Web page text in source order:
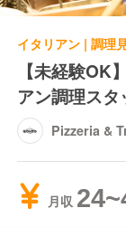
イタリアン | 調理
【未経験OK
アン調理スタ
Pizzeria &
月収